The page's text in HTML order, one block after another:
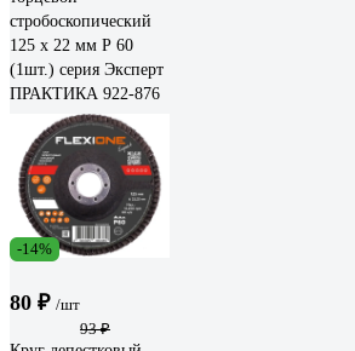
стробоскопический
125 х 22 мм Р 60
(1шт.) серия Эксперт
ПРАКТИКА 922-876
-14%
80 ₽ /шт
93 ₽